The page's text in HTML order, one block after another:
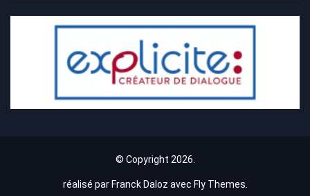
© Copyright 2026.
réalisé par Franck Daloz avec Fly Themes